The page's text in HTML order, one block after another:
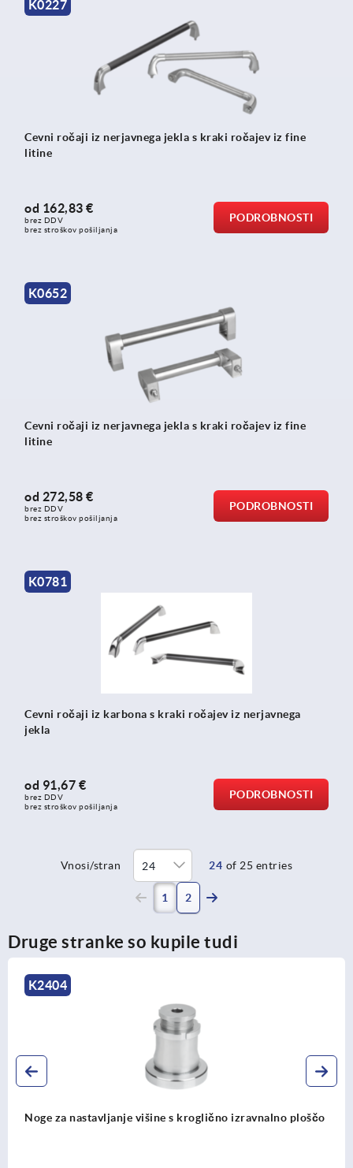
K0227
Cevni ročaji iz nerjavnega jekla s kraki ročajev iz fine
litine
od 162,83 €
brez DDV
brez stroškov pošiljanja
PODROBNOSTI
K0652
Cevni ročaji iz nerjavnega jekla s kraki ročajev iz fine
litine
od 272,58 €
brez DDV
brez stroškov pošiljanja
PODROBNOSTI
K0781
Cevni ročaji iz karbona s kraki ročajev iz nerjavnega
jekla
od 91,67 €
brez DDV
brez stroškov pošiljanja
PODROBNOSTI
Vnosi/stran 24 of 25 entries
1 (current)
2
Druge stranke so kupile tudi
K0693
prestavljalni elementi višine s protimatico